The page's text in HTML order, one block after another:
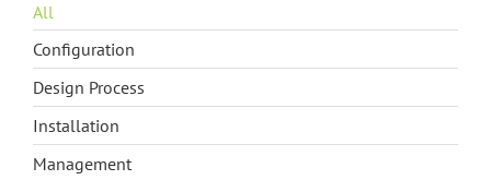
云方动态
All
Configuration
Design Process
Installation
Management